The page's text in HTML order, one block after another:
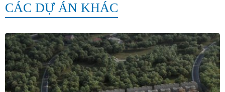
CÁC DỰ ÁN KHÁC